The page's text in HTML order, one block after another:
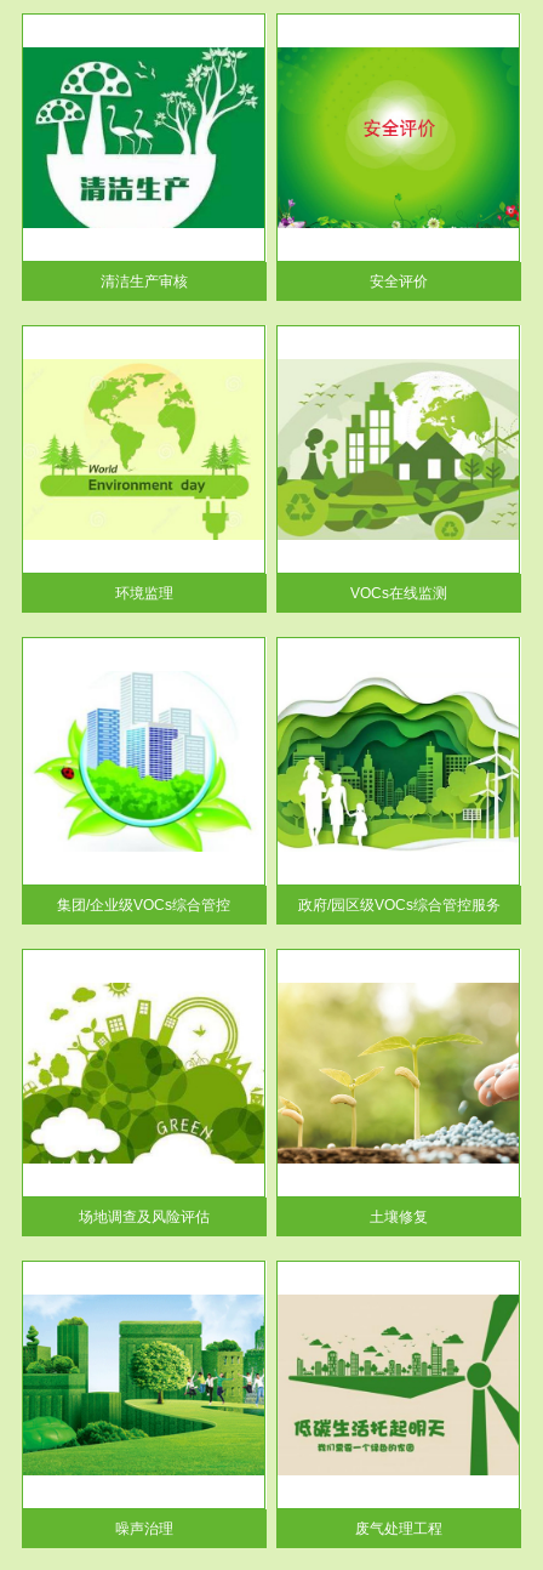
清洁生产审核
服务范围
安全评价
安全评价安全评价目的是查找、
分析和预测工程、系统、生产经
营活...
安全评价
环境监理
服务范围
VOCs在线监测
根据《重点区域大气污染防
治“十二五”规划》有机废气净化
率达...
VOCs在线监测
集团/企业级VOCs综合管控
服务范围
政府/园区级VOCs综合管控服务
根据《石化行业挥发性有机物综
合整治方案》文件要求，到2017
年，全...
政府/园区级VOCs综合管控服务
场地调查及风险评估
服务范围
土壤修复
土壤修复
噪声治理
服务范围
废气处理工程
废气处理工程